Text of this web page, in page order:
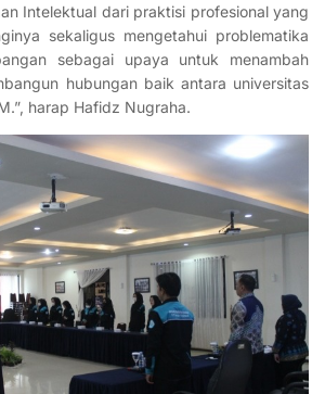
Intelektual dari praktisi profesional yang
sekaligus mengetahui problematika
sebagai upaya untuk menambah
hubungan baik antara universitas
harap Hafidz Nugraha.